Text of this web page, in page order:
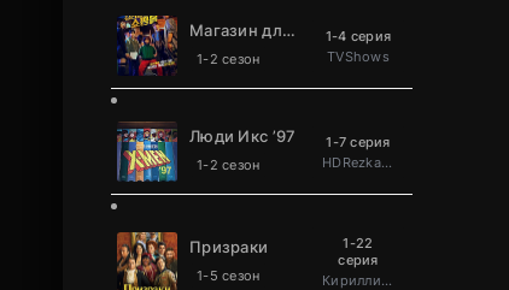
Магазин для киллеров
1-2 сезон
1-4 серия
TVShows
Люди Икс ’97
1-2 сезон
1-7 серия
HDRezka Studio
Призраки
1-5 сезон
1-22
серия
Кириллица